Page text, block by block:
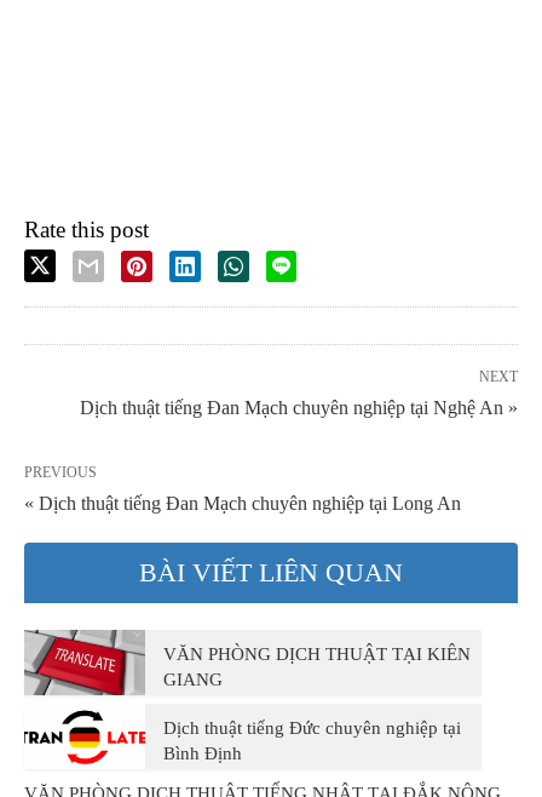
Rate this post
NEXT
Dịch thuật tiếng Đan Mạch chuyên nghiệp tại Nghệ An »
PREVIOUS
« Dịch thuật tiếng Đan Mạch chuyên nghiệp tại Long An
BÀI VIẾT LIÊN QUAN
VĂN PHÒNG DỊCH THUẬT TẠI KIÊN
GIANG
Dịch thuật tiếng Đức chuyên nghiệp tại
Bình Định